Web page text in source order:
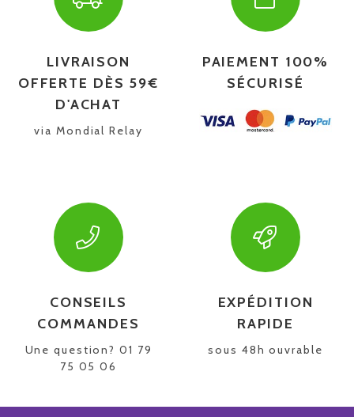
LIVRAISON
OFFERTE DÈS 59€
D'ACHAT
via Mondial Relay
PAIEMENT 100%
SÉCURISÉ
CONSEILS
COMMANDES
Une question? 01 79
75 05 06
EXPÉDITION
RAPIDE
sous 48h ouvrable